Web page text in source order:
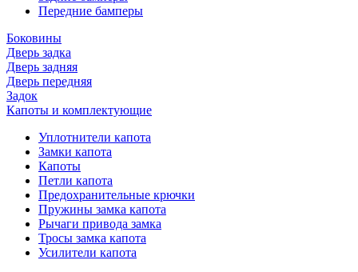
Передние бамперы
Боковины
Дверь задка
Дверь задняя
Дверь передняя
Задок
Капоты и комплектующие
Уплотнители капота
Замки капота
Капоты
Петли капота
Предохранительные крючки
Пружины замка капота
Рычаги привода замка
Тросы замка капота
Усилители капота